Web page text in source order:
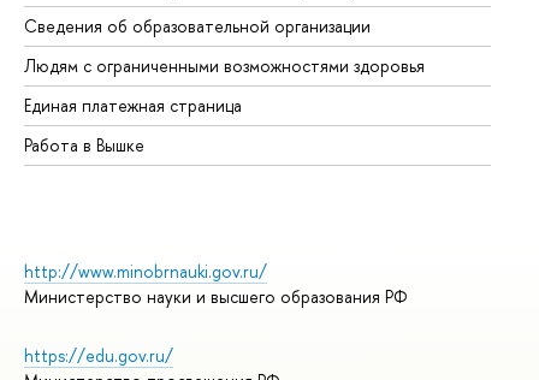
Сведения об образовательной организации
Людям с ограниченными возможностями здоровья
Единая платежная страница
Работа в Вышке
http://www.minobrnauki.gov.ru/
Министерство науки и высшего образования РФ
https://edu.gov.ru/